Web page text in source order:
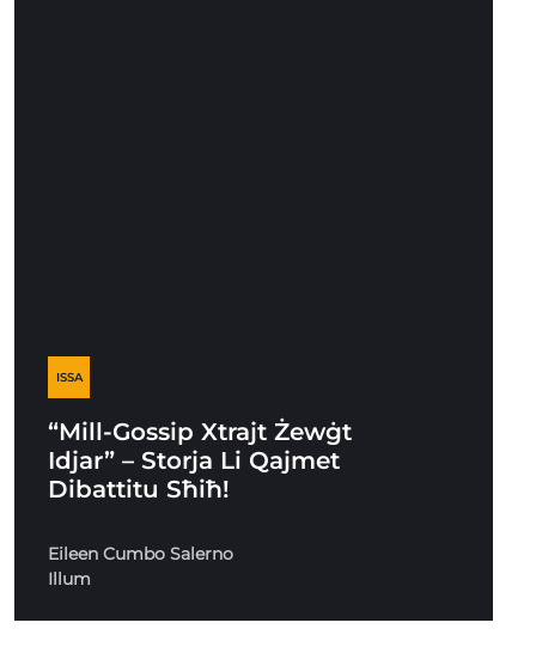
ISSA
“Mill-Gossip Xtrajt Żewġt
Idjar” – Storja Li Qajmet
Dibattitu Sħiħ!
Eileen Cumbo Salerno
Illum